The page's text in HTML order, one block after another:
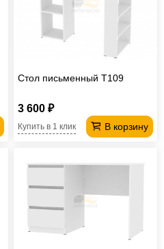
Стол письменный T109
3 600 ₽
В корзину
Купить в 1 клик